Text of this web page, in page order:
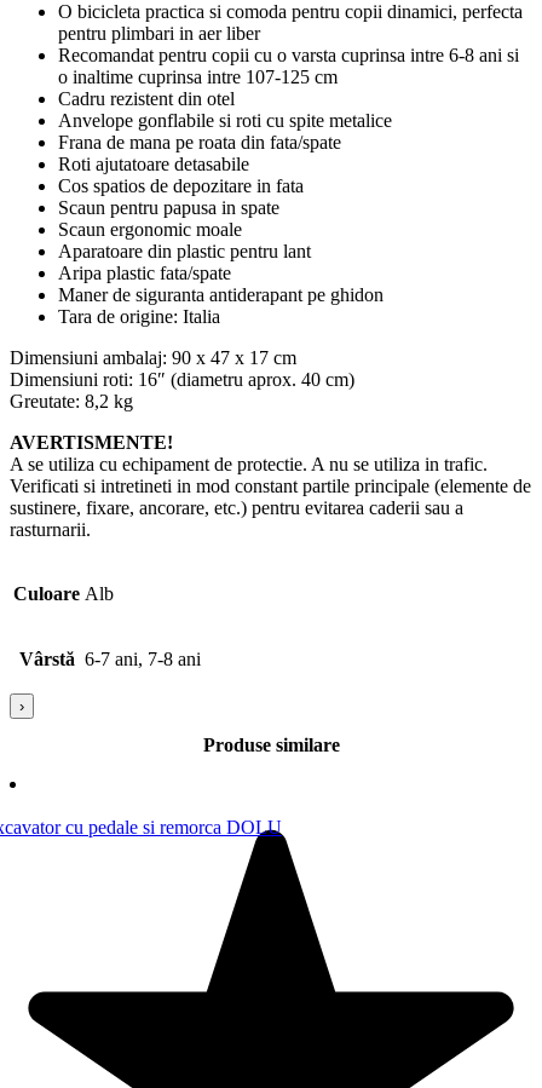
O bicicleta practica si comoda pentru copii dinamici, perfecta
pentru plimbari in aer liber
Recomandat pentru copii cu o varsta cuprinsa intre 6-8 ani si
o inaltime cuprinsa intre 107-125 cm
Cadru rezistent din otel
Anvelope gonflabile si roti cu spite metalice
Frana de mana pe roata din fata/spate
Roti ajutatoare detasabile
Cos spatios de depozitare in fata
Scaun pentru papusa in spate
Scaun ergonomic moale
Aparatoare din plastic pentru lant
Aripa plastic fata/spate
Maner de siguranta antiderapant pe ghidon
Tara de origine: Italia
Dimensiuni ambalaj: 90 x 47 x 17 cm
Dimensiuni roti: 16″ (diametru aprox. 40 cm)
Greutate: 8,2 kg
AVERTISMENTE!
A se utiliza cu echipament de protectie. A nu se utiliza in trafic.
Verificati si intretineti in mod constant partile principale (elemente de
sustinere, fixare, ancorare, etc.) pentru evitarea caderii sau a
rasturnarii.
Culoare Alb
Vârstă 6-7 ani, 7-8 ani
›
Produse similare